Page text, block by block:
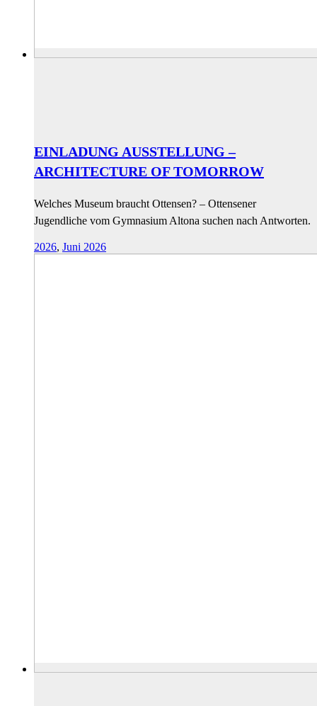
EINLADUNG AUSSTELLUNG –
ARCHITECTURE OF TOMORROW
Welches Museum braucht Ottensen? – Ottensener
Jugendliche vom Gymnasium Altona suchen nach Antworten.
2026, Juni 2026